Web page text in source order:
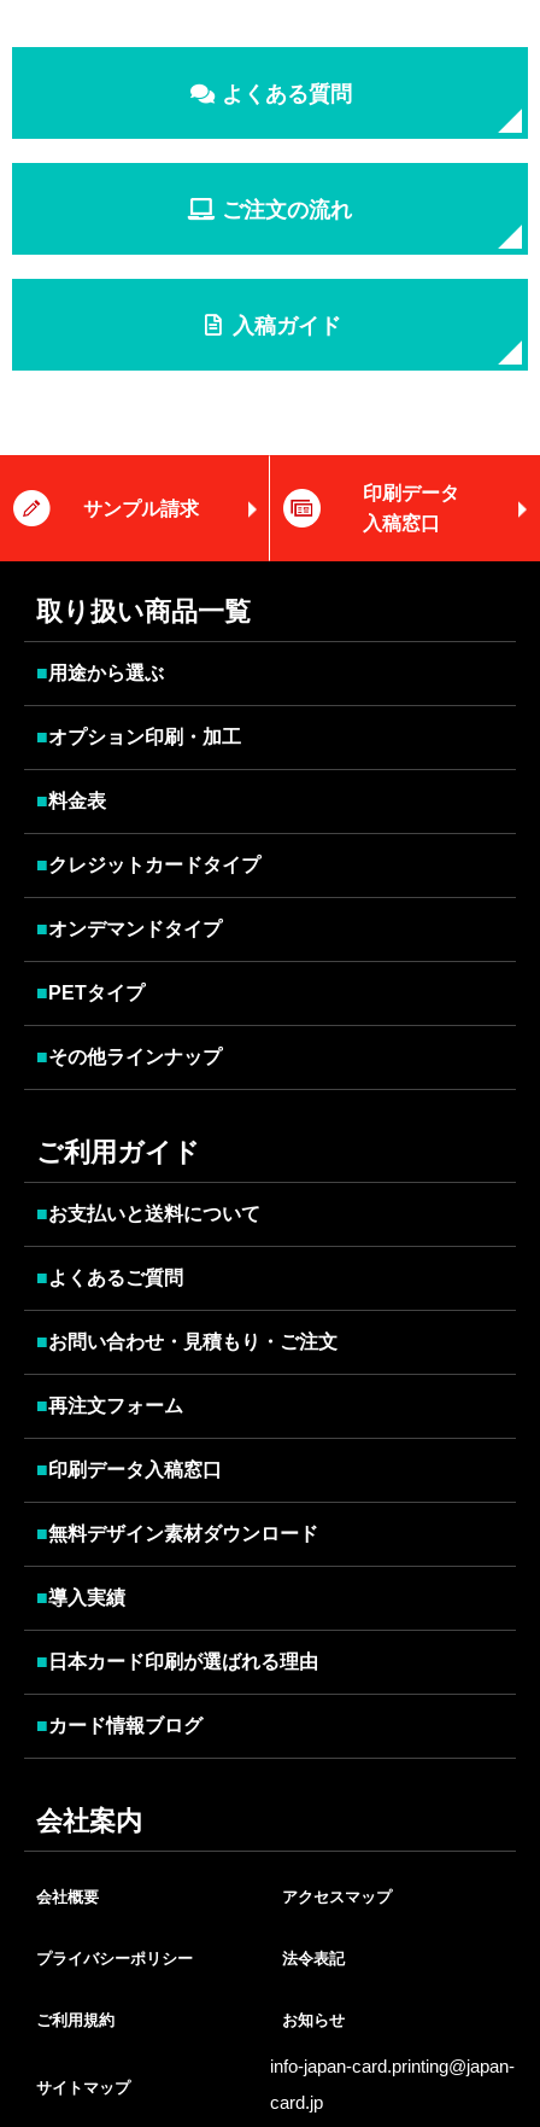
よくある質問
ご注文の流れ
入稿ガイド
サンプル請求
印刷データ
入稿窓口
取り扱い商品一覧
■用途から選ぶ
■オプション印刷・加工
■料金表
■クレジットカードタイプ
■オンデマンドタイプ
■ PETタイプ
■その他ラインナップ
ご利用ガイド
■お支払いと送料について
■よくあるご質問
■お問い合わせ・見積もり・ご注文
■再注文フォーム
■印刷データ入稿窓口
■無料デザイン素材ダウンロード
■導入実績
■ 日本カード印刷が選ばれる理由
■カード情報ブログ
会社案内
会社概要 アクセスマップ
プライバシーポリシー 法令表記
ご利用規約 お知らせ
サイトマップ
info-japan-card.printing@japan-
card.jp